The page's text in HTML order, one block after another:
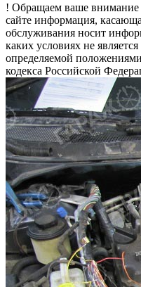
! Обращаем ваше внимание
сайте информация,
обслуживания носит
каких условиях не
определяемой
кодекса Российской